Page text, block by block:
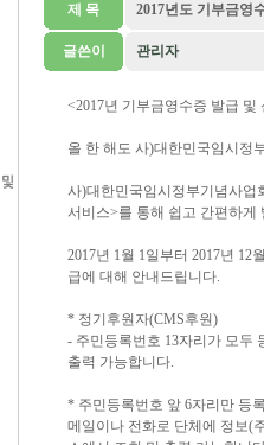
제 목 2017년도 기부금영
글쓴이 관리자
<2017년 기부금영수증 발급 및
올 한 해도 사)대한민국임시정
사)대한민국임시정부기념사업
서비스>를 통해 쉽고 간편하
2017년 1월 1일부터 2017년
급에 대해 안내드립니다.
* 정기후원자(CMS후원)
- 주민등록번호 13자리가 모두
출력 가능합니다.
* 주민등록번호 앞 6자리만 등
메일이나 전화로 단체에 정보(